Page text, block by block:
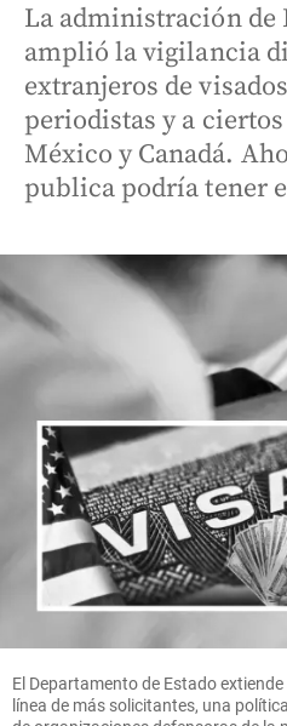
La administración de
amplió la vigilancia
extranjeros de
periodistas y a
México y Canadá.
publica podría tener
El Departamento de Estado
línea de más solicitantes, una